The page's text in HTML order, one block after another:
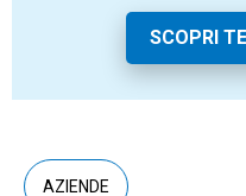
SCOPRI
AZIENDE